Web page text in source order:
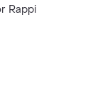
Rappi